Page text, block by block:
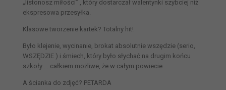
„listonosz miłości” , który dostarczał walentynki szybciej niż
ekspresowa przesyłka.
Klasowe tworzenie kartek? Totalny hit!
Było klejenie, wycinanie, brokat absolutnie wszędzie (serio,
WSZĘDZIE ) i śmiech, który było słychać na drugim końcu
szkoły … całkiem możliwe, że w całym powiecie.
A ścianka do zdjęć? PETARDA